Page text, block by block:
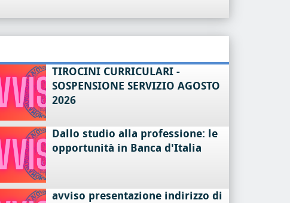
TIROCINI CURRICULARI -
SOSPENSIONE SERVIZIO AGOSTO
2026
Dallo studio alla professione: le
opportunità in Banca d'Italia
avviso presentazione indirizzo di